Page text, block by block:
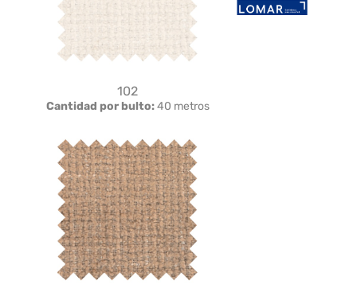
102
Cantidad por bulto:40 metros